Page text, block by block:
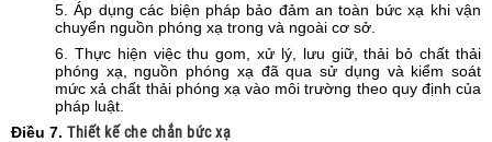
5. Áp dụng các biện pháp bảo đảm an toàn bức xạ khi vận
chuyển nguồn phóng xạ trong và ngoài cơ sở.
6. Thực hiện việc thu gom, xử lý, lưu giữ, thải bỏ chất thải
phóng xạ, nguồn phóng xạ đã qua sử dụng và kiểm soát
mức xả chất thải phóng xạ vào môi trường theo quy định của
pháp luật.
Điều 7. Thiết kế che chắn bức xạ